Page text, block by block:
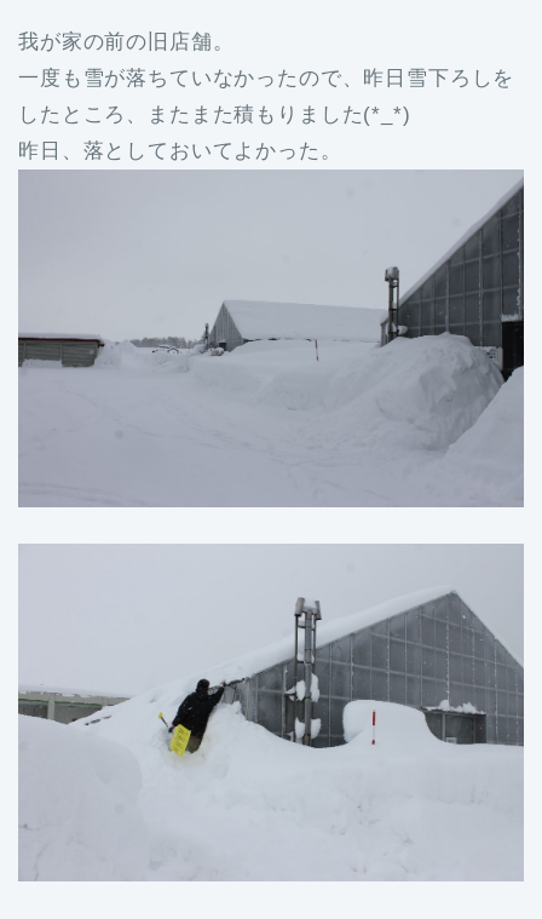
我が家の前の旧店舗。
一度も雪が落ちていなかったので、昨日雪下ろしを
したところ、またまた積もりました(*_*)
昨日、落としておいてよかった。